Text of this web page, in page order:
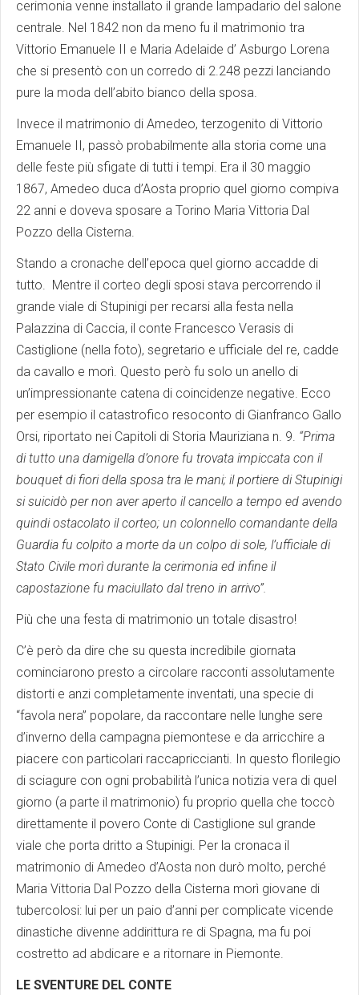
cerimonia venne installato il grande lampadario del salone
centrale. Nel 1842 non da meno fu il matrimonio tra
Vittorio Emanuele II e Maria Adelaide d’ Asburgo Lorena
che si presentò con un corredo di 2.248 pezzi lanciando
pure la moda dell’abito bianco della sposa.
Invece il matrimonio di Amedeo, terzogenito di Vittorio
Emanuele II, passò probabilmente alla storia come una
delle feste più sfigate di tutti i tempi. Era il 30 maggio
1867, Amedeo duca d’Aosta proprio quel giorno compiva
22 anni e doveva sposare a Torino Maria Vittoria Dal
Pozzo della Cisterna.
Stando a cronache dell’epoca quel giorno accadde di
tutto. Mentre il corteo degli sposi stava percorrendo il
grande viale di Stupinigi per recarsi alla festa nella
Palazzina di Caccia, il conte Francesco Verasis di
Castiglione (nella foto), segretario e ufficiale del re, cadde
da cavallo e morì. Questo però fu solo un anello di
un’impressionante catena di coincidenze negative. Ecco
per esempio il catastrofico resoconto di Gianfranco Gallo
Orsi, riportato nei Capitoli di Storia Mauriziana n. 9. “Prima
di tutto una damigella d’onore fu trovata impiccata con il
bouquet di fiori della sposa tra le mani; il portiere di Stupinigi
si suicidò per non aver aperto il cancello a tempo ed avendo
quindi ostacolato il corteo; un colonnello comandante della
Guardia fu colpito a morte da un colpo di sole, l’ufficiale di
Stato Civile morì durante la cerimonia ed infine il
capostazione fu maciullato dal treno in arrivo”.
Più che una festa di matrimonio un totale disastro!
C’è però da dire che su questa incredibile giornata
cominciarono presto a circolare racconti assolutamente
distorti e anzi completamente inventati, una specie di
“favola nera” popolare, da raccontare nelle lunghe sere
d’inverno della campagna piemontese e da arricchire a
piacere con particolari raccapriccianti. In questo florilegio
di sciagure con ogni probabilità l’unica notizia vera di quel
giorno (a parte il matrimonio) fu proprio quella che toccò
direttamente il povero Conte di Castiglione sul grande
viale che porta dritto a Stupinigi. Per la cronaca il
matrimonio di Amedeo d’Aosta non durò molto, perché
Maria Vittoria Dal Pozzo della Cisterna morì giovane di
tubercolosi: lui per un paio d’anni per complicate vicende
dinastiche divenne addirittura re di Spagna, ma fu poi
costretto ad abdicare e a ritornare in Piemonte.
LE SVENTURE DEL CONTE